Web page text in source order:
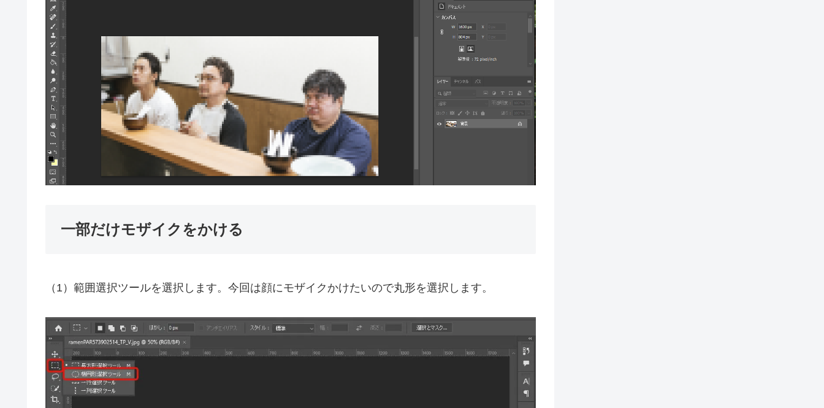
一部だけモザイクをかける
（1）範囲選択ツールを選択します。今回は顔にモザイクかけたいので丸形を選択します。